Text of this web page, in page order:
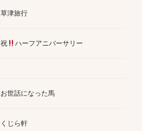
草津旅行
祝 ハーフアニバーサリー
お世話になった馬
くじら軒